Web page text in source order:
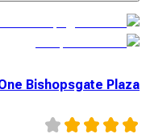
Bishopsgate Plaza